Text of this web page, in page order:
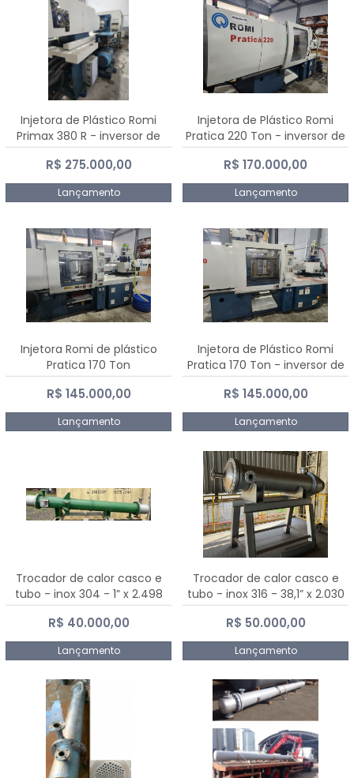
Injetora de Plástico Romi
Primax 380 R - inversor de
frequência NR 12
R$ 275.000,00
Lançamento
Injetora de Plástico Romi
Pratica 220 Ton - inversor de
frequência NR 12
R$ 170.000,00
Lançamento
Injetora Romi de plástico
Pratica 170 Ton
R$ 145.000,00
Lançamento
Injetora de Plástico Romi
Pratica 170 Ton - inversor de
frequência NR 12
R$ 145.000,00
Lançamento
Trocador de calor casco e
tubo - inox 304 - 1” x 2.498
mm
R$ 40.000,00
Lançamento
Trocador de calor casco e
tubo - inox 316 - 38,1” x 2.030
mm
R$ 50.000,00
Lançamento